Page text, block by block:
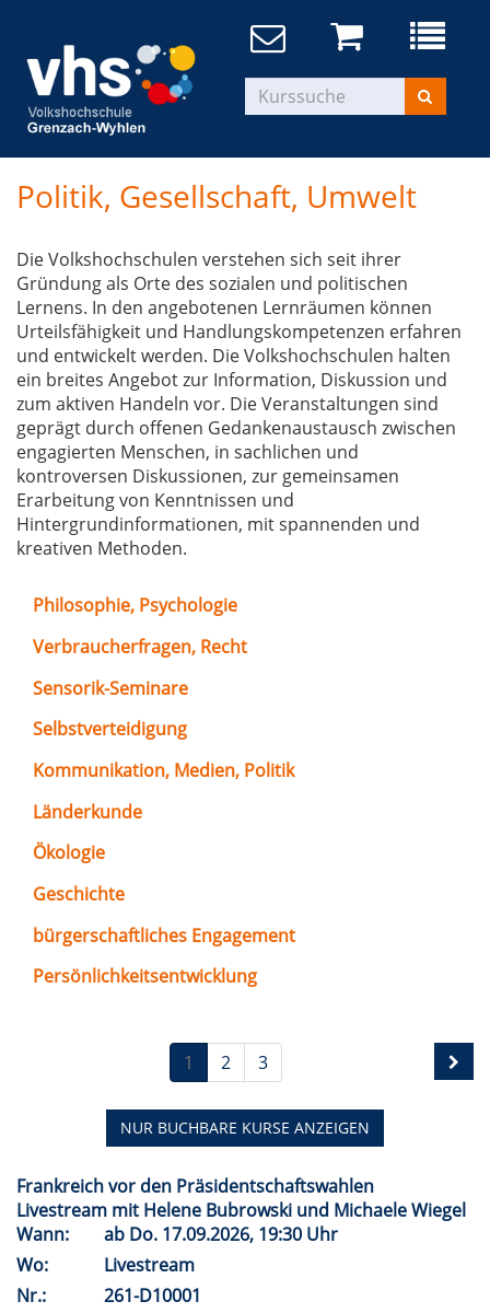
Politik, Gesellschaft, Umwelt
Die Volkshochschulen verstehen sich seit ihrer
Gründung als Orte des sozialen und politischen
Lernens. In den angebotenen Lernräumen können
Urteilsfähigkeit und Handlungskompetenzen erfahren
und entwickelt werden. Die Volkshochschulen halten
ein breites Angebot zur Information, Diskussion und
zum aktiven Handeln vor. Die Veranstaltungen sind
geprägt durch offenen Gedankenaustausch zwischen
engagierten Menschen, in sachlichen und
kontroversen Diskussionen, zur gemeinsamen
Erarbeitung von Kenntnissen und
Hintergrundinformationen, mit spannenden und
kreativen Methoden.
Philosophie, Psychologie
Verbraucherfragen, Recht
Sensorik-Seminare
Selbstverteidigung
Kommunikation, Medien, Politik
Länderkunde
Ökologie
Geschichte
bürgerschaftliches Engagement
Persönlichkeitsentwicklung
1 2 3
NUR BUCHBARE KURSE ANZEIGEN
Frankreich vor den Präsidentschaftswahlen
Livestream mit Helene Bubrowski und Michaele Wiegel
Wann:
ab Do. 17.09.2026, 19:30 Uhr
Wo:
Livestream
Nr.:
261-D10001